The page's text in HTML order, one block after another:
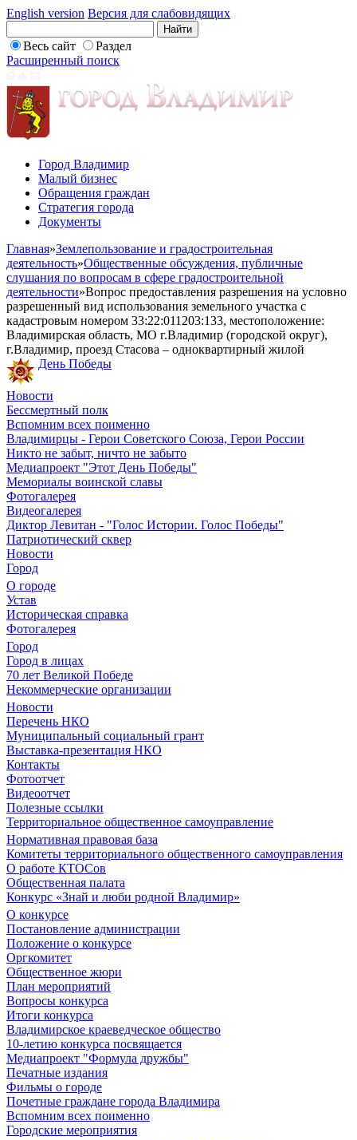
English version Версия для слабовидящих
Весь сайт
Раздел
Расширенный поиск
Город Владимир
Малый бизнес
Обращения граждан
Стратегия города
Документы
Главная»Землепользование и градостроительная
деятельность»Общественные обсуждения, публичные
слушания по вопросам в сфере градостроительной
деятельности»Вопрос предоставления разрешения на условно
разрешенный вид использования земельного участка с
кадастровым номером 33:22:011203:133, местоположение:
Владимирская область, МО г.Владимир (городской округ),
г.Владимир, проезд Стасова – одноквартирный жилой
День Победы
Новости
Бессмертный полк
Вспомним всех поименно
Владимирцы - Герои Советского Союза, Герои России
Никто не забыт, ничто не забыто
Медиапроект "Этот День Победы"
Мемориалы воинской славы
Фотогалерея
Видеогалерея
Диктор Левитан - "Голос Истории. Голос Победы"
Патриотический сквер
Новости
Город
О городе
Устав
Историческая справка
Фотогалерея
Город
Город в лицах
70 лет Великой Победе
Некоммерческие организации
Новости
Перечень НКО
Муниципальный социальный грант
Выставка-презентация НКО
Контакты
Фотоотчет
Видеоотчет
Полезные ссылки
Территориальное общественное самоуправление
Нормативная правовая база
Комитеты территориального общественного самоуправления
О работе КТОСов
Общественная палата
Конкурс «Знай и люби родной Владимир»
О конкурсе
Постановление администрации
Положение о конкурсе
Оргкомитет
Общественное жюри
План мероприятий
Вопросы конкурса
Итоги конкурса
Владимирское краеведческое общество
10-летию конкурса посвящается
Медиапроект "Формула дружбы"
Печатные издания
Фильмы о городе
Почетные граждане города Владимира
Вспомним всех поименно
Городские мероприятия